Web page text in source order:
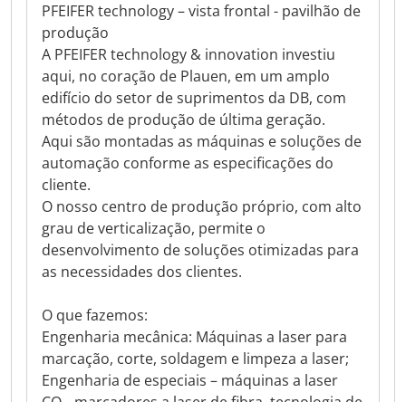
PFEIFER technology – vista frontal - pavilhão de
produção
A PFEIFER technology & innovation investiu
aqui, no coração de Plauen, em um amplo
edifício do setor de suprimentos da DB, com
métodos de produção de última geração.
Aqui são montadas as máquinas e soluções de
automação conforme as especificações do
cliente.
O nosso centro de produção próprio, com alto
grau de verticalização, permite o
desenvolvimento de soluções otimizadas para
as necessidades dos clientes.
O que fazemos:
Engenharia mecânica: Máquinas a laser para
marcação, corte, soldagem e limpeza a laser;
Engenharia de especiais – máquinas a laser